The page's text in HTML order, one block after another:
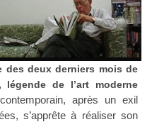
deux derniers mois de
de l’art moderne
après un exil
s’apprête à réaliser son